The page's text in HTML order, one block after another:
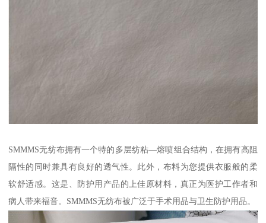
SMMMS无纺布拥有一个特的多层纺粘—熔喷组合结构，在拥有高阻
隔性的同时兼具有良好的透气性。此外，布料为您提供衣服般的柔
软舒适感。这是、防护用产品的上佳原材料，真正为医护工作者和
病人带来福音。SMMMS无纺布被广泛于手术用品与卫生防护用品。